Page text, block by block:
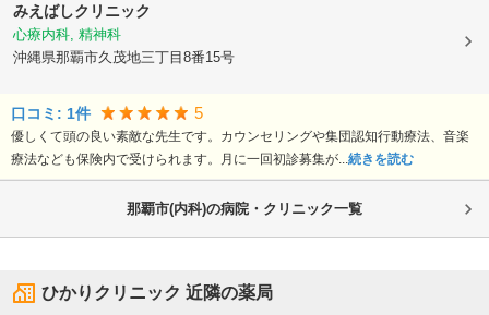
みえばしクリニック
心療内科, 精神科
沖縄県那覇市久茂地三丁目8番15号
口コミ: 1件 5
優しくて頭の良い素敵な先生です。カウンセリングや集団認知行動療法、音楽
療法なども保険内で受けられます。月に一回初診募集が... 続きを読む
那覇市(内科)の病院・クリニック一覧
ひかりクリニック 近隣の薬局